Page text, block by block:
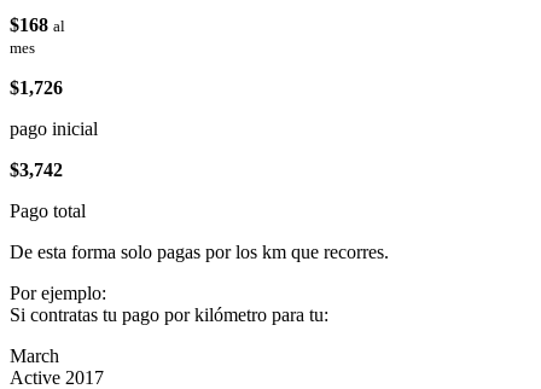
$168 al
mes
$1,726
pago inicial
$3,742
Pago total
De esta forma solo pagas por los km que recorres.
Por ejemplo:
Si contratas tu pago por kilómetro para tu:
March
Active 2017